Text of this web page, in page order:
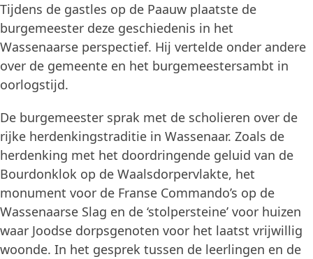
Tijdens de gastles op de Paauw plaatste de
burgemeester deze geschiedenis in het
Wassenaarse perspectief. Hij vertelde onder andere
over de gemeente en het burgemeestersambt in
oorlogstijd.
De burgemeester sprak met de scholieren over de
rijke herdenkingstraditie in Wassenaar. Zoals de
herdenking met het doordringende geluid van de
Bourdonklok op de Waalsdorpervlakte, het
monument voor de Franse Commando’s op de
Wassenaarse Slag en de ‘stolpersteine’ voor huizen
waar Joodse dorpsgenoten voor het laatst vrijwillig
woonde. In het gesprek tussen de leerlingen en de